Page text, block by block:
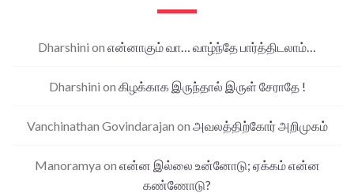
Dharshini on என்னாகும் வா… வாழ்ந்தே பார்த்திடலாம்…
Dharshini on கிழக்காக இருந்தால் இருள் சேராதே !
Vanchinathan Govindarajan on அவலத்திற்கோர் அறிமுகம்
Manoramya on என்ன இல்லை உன்னோடு; ஏக்கம் என்ன
கண்ணோடு?